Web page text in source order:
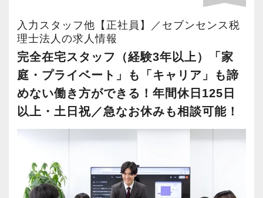
入力スタッフ他【正社員】／セブンセンス税
理士法人の求人情報
完全在宅スタッフ（経験3年以上）「家
庭・プライベート」も「キャリア」も諦
めない働き方ができる！年間休日125日
以上・土日祝／急なお休みも相談可能！